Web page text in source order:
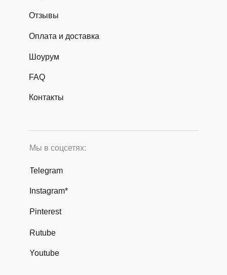
Мы в соцсетях:
Instagram*
Telegram
Отзывы
Оплата и доставка
Шоурум
FAQ
Контакты
Pinterest
Rutube
Youtube